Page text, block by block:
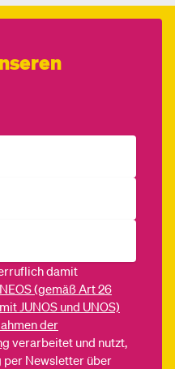
damit
NEOS (gemäß Art 26
JUNOS und UNOS)
der
verarbeitet und nutzt,
Newsletter über